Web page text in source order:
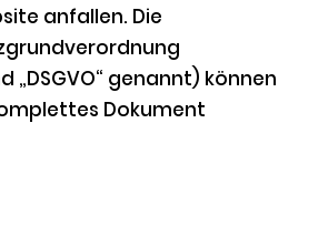
anfallen. Die
„DSGVO“ genannt) können
Dokument